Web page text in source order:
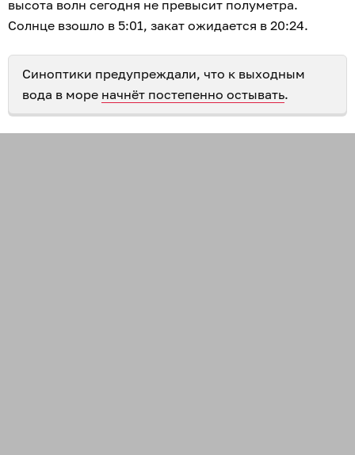
высота волн сегодня не превысит полуметра.
Солнце взошло в 5:01, закат ожидается в 20:24.
Синоптики предупреждали, что к выходным
вода в море начнёт постепенно остывать.